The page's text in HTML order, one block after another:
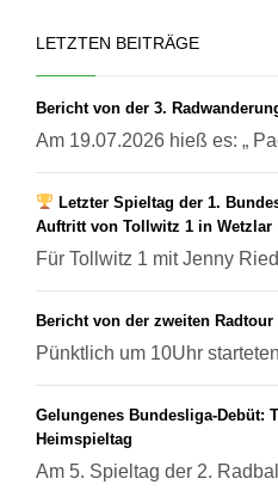
LETZTEN BEITRÄGE
Bericht von der 3.
Am 19.07.2026 hieß es: „
Letzter Spieltag der 1.
Auftritt von Tollwitz 1 in Wetzlar
Für Tollwitz 1 mit Jenny
Bericht von der zweiten Radtour
Pünktlich um 10Uhr
Gelungenes Bundesliga-Debüt:
Heimspieltag
Am 5. Spieltag der 2.